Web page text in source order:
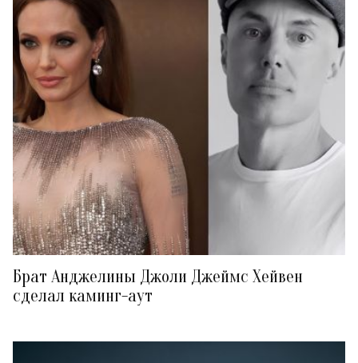
Брат Анджелины Джоли Джеймс Хейвен
сделал каминг-аут